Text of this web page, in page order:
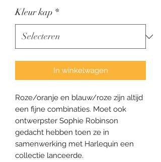
Kleur kap *
In winkelwagen
Roze/oranje en blauw/roze zijn altijd
een fijne combinaties. Moet ook
ontwerpster Sophie Robinson
gedacht hebben toen ze in
samenwerking met Harlequin een
collectie lanceerde.